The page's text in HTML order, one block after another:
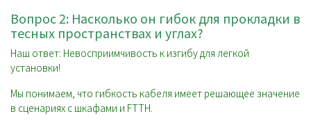
Вопрос 2: Насколько он гибок для прокладки в
тесных пространствах и углах?
Наш ответ: Невосприимчивость к изгибу для легкой
установки!
Мы понимаем, что гибкость кабеля имеет решающее значение
в сценариях с шкафами и FTTH.